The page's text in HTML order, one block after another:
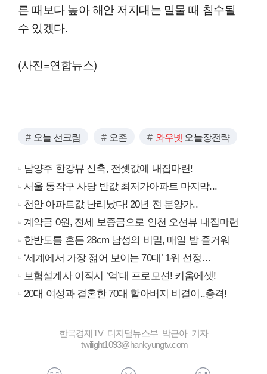
른 때보다 높아 해안 저지대는 밀물 때 침수될
수 있겠다.
(사진=연합뉴스)
오늘 선크림 오존 와우넷 오늘장전략
남양주 한강뷰 신축, 전셋값에 내집마련!
서울 동작구 사당 반값 최저가아파트 마지막...
천안 아파트값 난리났다! 20년 전 분양가..
계약금 0원, 전세 보증금으로 인천 오션뷰 내집마련
한반도를 흔든 28cm 남성의 비밀, 매일 밤 즐거워
‘세계에서 가장 젊어 보이는 70대’ 1위 선정…
보험설계사 이직시 ‘억’대 프로모션! 키움에셋!
20대 여성과 결혼한 70대 할아버지 비결이..충격!
한국경제TV 디지털뉴스부 박근아 기자
twilight1093@hankyungtv.com